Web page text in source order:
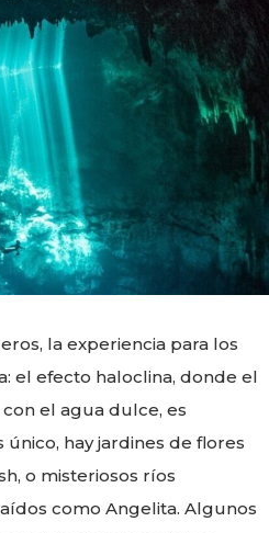
la experiencia para los
el efecto haloclina, donde el
el agua dulce, es
único, hay jardines de flores
o misteriosos ríos
como Angelita. Algunos